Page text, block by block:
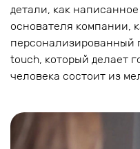
детали, как
основателя компании,
персонализированный
touch, который делает
человека состоит из